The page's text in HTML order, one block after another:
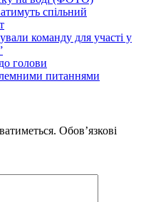
спільний
команду для участі у
голови
питаннями
Обов’язкові